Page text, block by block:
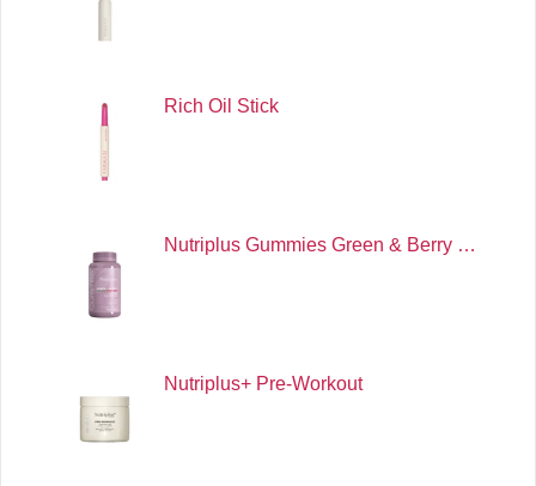
Rich Oil Stick
Nutriplus Gummies Green & Berry …
Nutriplus+ Pre-Workout